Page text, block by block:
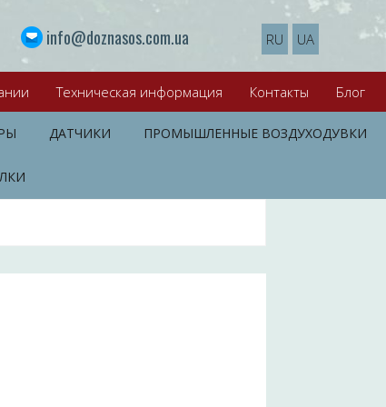
info@doznasos.com.ua RU UA
Техническая информация Контакты Блог
ДАТЧИКИ ПРОМЫШЛЕННЫЕ ВОЗДУХОДУВКИ